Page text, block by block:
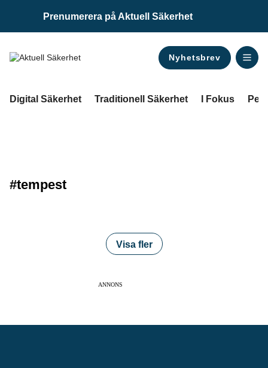
Prenumerera på Aktuell Säkerhet
Nyhetsbrev
Digital Säkerhet Traditionell Säkerhet I Fokus
#tempest
Visa fler
ANNONS